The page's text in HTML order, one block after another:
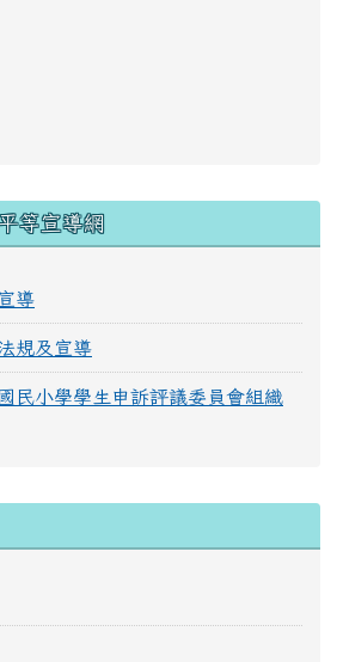
等宣導網
導
規及宣導
民小學學生申訴評議委員會組織